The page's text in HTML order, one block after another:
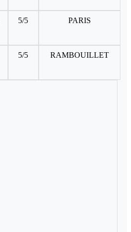
5/5 PARIS
5/5 RAMBOUILLET